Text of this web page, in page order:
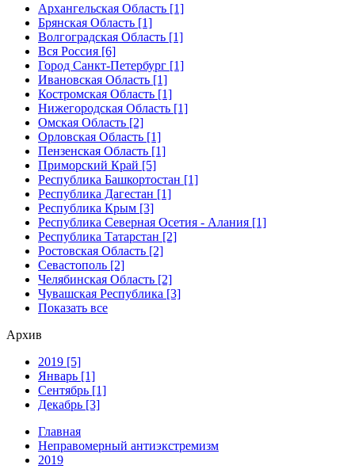
Архангельская Область [1]
Брянская Область [1]
Волгоградская Область [1]
Вся Россия [6]
Город Санкт-Петербург [1]
Ивановская Область [1]
Костромская Область [1]
Нижегородская Область [1]
Омская Область [2]
Орловская Область [1]
Пензенская Область [1]
Приморский Край [5]
Республика Башкортостан [1]
Республика Дагестан [1]
Республика Крым [3]
Республика Северная Осетия - Алания [1]
Республика Татарстан [2]
Ростовская Область [2]
Севастополь [2]
Челябинская Область [2]
Чувашская Республика [3]
Показать все
Архив
2019 [5]
Январь [1]
Сентябрь [1]
Декабрь [3]
Главная
Неправомерный антиэкстремизм
2019